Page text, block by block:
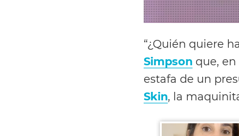
“¿Quién quiere
Simpson que,
estafa de un
Skin, la